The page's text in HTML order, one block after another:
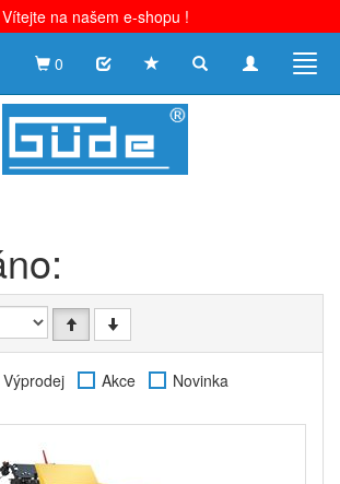
Vítejte na našem e-shopu !
Toggle
Toggle
0
Výprodej Akce
Novinka